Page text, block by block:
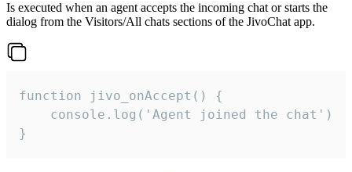
Is executed when an agent accepts the incoming chat or starts the
dialog from the Visitors/All chats sections of the JivoChat app.
function jivo_onAccept() {
}